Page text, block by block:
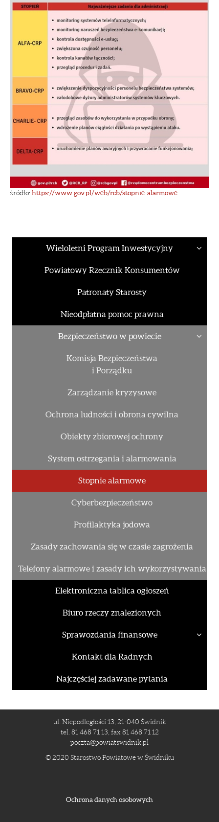
źródło:https://www.gov.pl/web/rcb/stopnie-alarmowe
Wieloletni Program Inwestycyjny
Powiatowy Rzecznik Konsumentów
Patronaty Starosty
Nieodpłatna pomoc prawna
Bezpieczeństwo w powiecie
Komisja Bezpieczeństwa
i Porządku
Zarządzanie kryzysowe
Ochrona ludności i obrona cywilna
Obiekty zbiorowej ochrony
System ostrzegania i alarmowania
Stopnie alarmowe
Cyberbezpieczeństwo
Profilaktyka jodowa
Zasady zachowania się w czasie zagrożenia
Telefony alarmowe i zasady ich wykorzystywania
Elektroniczna tablica ogłoszeń
Biuro rzeczy znalezionych
Sprawozdania finansowe
Kontakt dla Radnych
Najczęściej zadawane pytania
ul. Niepodległości 13, 21-040 Świdnik
tel. 81 468 71 13, fax 81 468 71 12
poczta@powiatswidnik.pl
© 2020 Starostwo Powiatowe w Świdniku
Ochrona danych osobowych